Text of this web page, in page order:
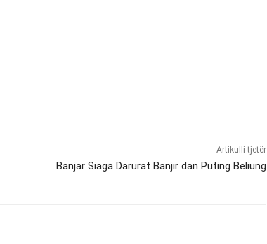
Artikulli tjetër
Banjar Siaga Darurat Banjir dan Puting Beliung